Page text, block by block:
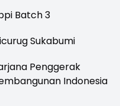
Batch 3
Sukabumi
Penggerak
Indonesia